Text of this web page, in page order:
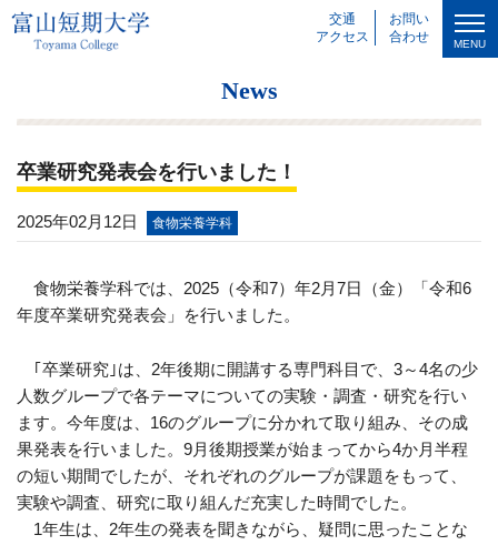
交通
アクセス
お問い
合わせ
MENU
News
卒業研究発表会を行いました！
2025年02月12日 食物栄養学科
食物栄養学科では、 2025 （令和7）年2月7日（金）「令和6
年度卒業研究発表会」を行いました。
｢卒業研究｣は、 2年後期に開講する専門科目で、 3～4名の少
人数グループで各テーマについての実験・調査・研究を行い
ます。今年度は、 16のグループに分かれて取り組み、その成
果発表を行いました。 9月後期授業が始まってから4か月半程
の短い期間でしたが、それぞれのグループが課題をもって、
実験や調査、研究に取り組んだ充実した時間でした。
1年生は、 2年生の発表を聞きながら、疑問に思ったことな